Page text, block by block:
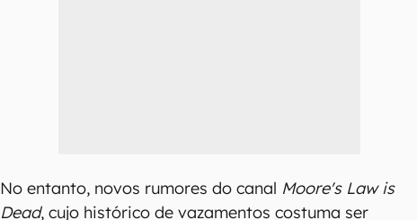
No entanto, novos rumores do canal Moore's Law is
Dead, cujo histórico de vazamentos costuma ser